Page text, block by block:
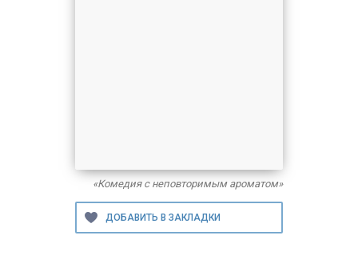
«Комедия с неповторимым ароматом»